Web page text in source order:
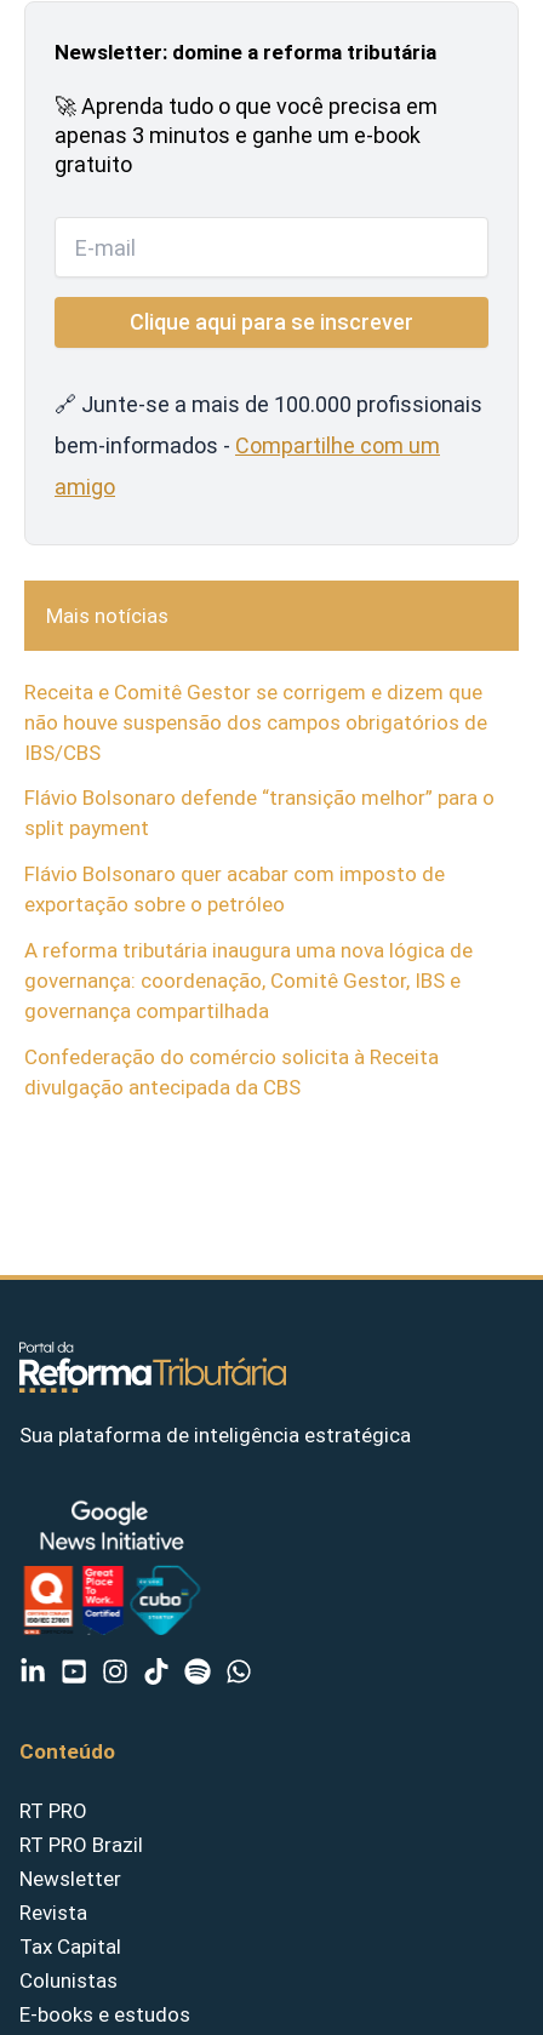
Newsletter: domine a reforma tributária
🚀 Aprenda tudo o que você precisa em
apenas 3 minutos e ganhe um e-book
gratuito
🔗 Junte-se a mais de 100.000 profissionais
bem-informados - Compartilhe com um
amigo
Mais notícias
Receita e Comitê Gestor se corrigem e dizem que
não houve suspensão dos campos obrigatórios de
IBS/CBS
Flávio Bolsonaro defende “transição melhor” para o
split payment
Flávio Bolsonaro quer acabar com imposto de
exportação sobre o petróleo
A reforma tributária inaugura uma nova lógica de
governança: coordenação, Comitê Gestor, IBS e
governança compartilhada
Confederação do comércio solicita à Receita
divulgação antecipada da CBS
Sua plataforma de inteligência estratégica
Conteúdo
RT PRO
RT PRO Brazil
Newsletter
Revista
Tax Capital
Colunistas
E-books e estudos